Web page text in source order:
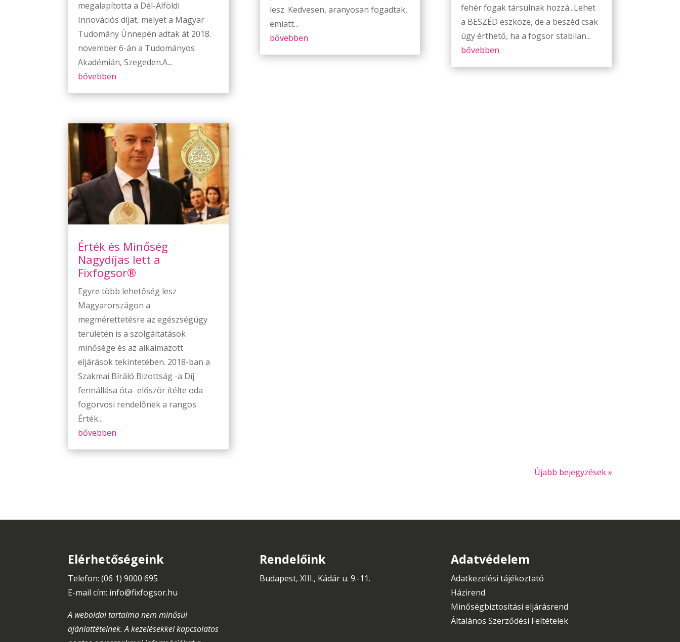
megalapította a Dél-Alföldi
Innovációs díjat, melyet a Magyar
Tudomány Ünnepén adtak át 2018.
november 6-án a Tudományos
Akadémián, Szegeden.A...
bővebben
Érték és Minőség
Nagydíjas lett a
Fixfogsor®
Egyre több lehetőség lesz
Magyarországon a
megmérettetésre az egészségügy
területén is a szolgáltatások
minősége és az alkalmazott
eljárások tekintetében. 2018-ban a
Szakmai Bíráló Bizottság -a Díj
fennállása óta- először ítélte oda
fogorvosi rendelőnek a rangos
Érték...
bővebben
lesz. Kedvesen, aranyosan fogadtak,
emiatt...
bővebben
fehér fogak társulnak hozzá...Lehet
a BESZÉD eszköze, de a beszéd csak
úgy érthető, ha a fogsor stabilan...
bővebben
Újabb bejegyzések »
Elérhetőségeink
Telefon: (06 1) 9000 695
E-mail cím: info@fixfogsor.hu
A weboldal tartalma nem minősül
ajánlattételnek. A kezelésekkel kapcsolatos
Rendelőink
Budapest, XIII., Kádár u. 9.-11.
Adatvédelem
Adatkezelési tájékoztató
Házirend
Minőségbiztosítási eljárásrend
Általános Szerződési Feltételek